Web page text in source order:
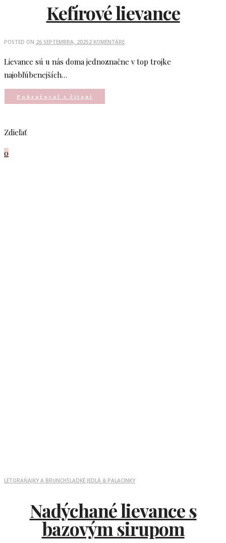
Kefírové lievance
POSTED ON 26 SEPTEMBRA, 20252 KOMENTÁRE
Lievance sú u nás doma jednoznačne v top trojke
najobľúbenejších…
Pokračovať v čítaní
Zdieľať
0
LETORAŇAJKY A BRUNCHSLADKÉ JEDLÁ & PALACINKY
Nadýchané lievance s
bazovým sirupom